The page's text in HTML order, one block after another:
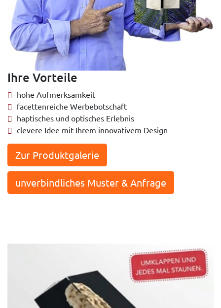
Ihre Vorteile
hohe Aufmerksamkeit
facettenreiche Werbebotschaft
haptisches und optisches Erlebnis
clevere Idee mit Ihrem innovativem Design
Zur Produktgalerie
unverbindliches Muster & Anfrage